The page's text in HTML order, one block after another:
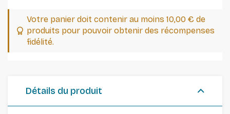
Votre panier doit contenir au moins 10,00 € de
produits pour pouvoir obtenir des récompenses
fidélité.
Détails du produit